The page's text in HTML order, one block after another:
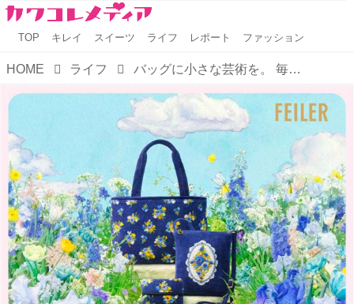
TOP キレイ スイーツ ライフ レポート ファッション
HOME ライフ バッグに小さな芸術を。 毎日の暮らしを彩る『FEILER ART』の世界へ飛び込もう！